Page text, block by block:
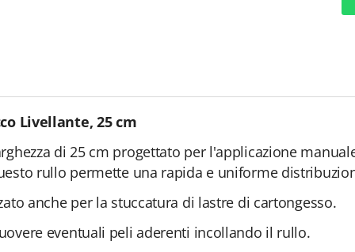
Livellante, 25 cm
di 25 cm progettato per l'applicazione
rullo permette una rapida e uniforme
anche per la stuccatura di lastre di cartongesso.
eventuali peli aderenti incollando il rullo.